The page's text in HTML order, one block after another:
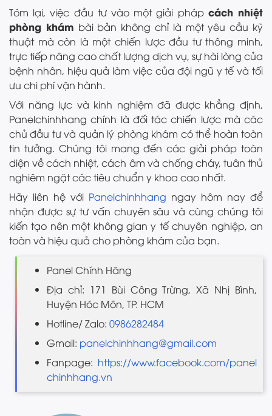
Tóm lại, việc đầu tư vào một giải pháp cách nhiệt
phòng khám bài bản không chỉ là một yêu cầu kỹ
thuật mà còn là một chiến lược đầu tư thông minh,
trực tiếp nâng cao chất lượng dịch vụ, sự hài lòng của
bệnh nhân, hiệu quả làm việc của đội ngũ y tế và tối
ưu chi phí vận hành.
Với năng lực và kinh nghiệm đã được khẳng định,
Panelchinhhang chính là đối tác chiến lược mà các
chủ đầu tư và quản lý phòng khám có thể hoàn toàn
tin tưởng. Chúng tôi mang đến các giải pháp toàn
diện về cách nhiệt, cách âm và chống cháy, tuân thủ
nghiêm ngặt các tiêu chuẩn y khoa cao nhất.
Hãy liên hệ với Panelchinhhang ngay hôm nay để
nhận được sự tư vấn chuyên sâu và cùng chúng tôi
kiến tạo nên một không gian y tế chuyên nghiệp, an
toàn và hiệu quả cho phòng khám của bạn.
Panel Chính Hãng
Địa chỉ: 171 Bùi Công Trừng, Xã Nhị Bình,
Huyện Hóc Môn, TP. HCM
Hotline/ Zalo: 0986282484
Gmail: panelchinhhang@gmail.com
Fanpage: https://www.facebook.com/panel
chinhhang.vn